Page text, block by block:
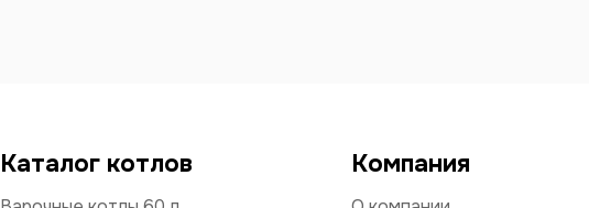
Каталог котлов Компания